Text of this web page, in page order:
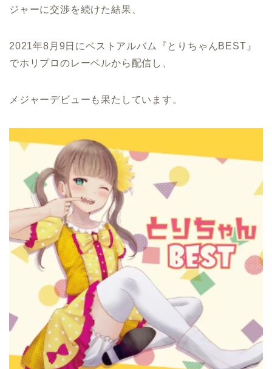
ジャーに交渉を続けた結果、
2021年8月9日にベストアルバム『とりちゃんBEST』
でホリプロのレーベルから配信し、
メジャーデビューも果たしています。